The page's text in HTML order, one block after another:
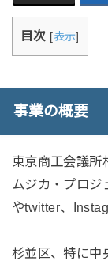
目次 [表示]
事業の概要
東京商工会議所
ムジカ・プロジ
やtwitter、
杉並区、特に中